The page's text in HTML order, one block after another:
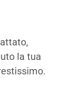
la tua